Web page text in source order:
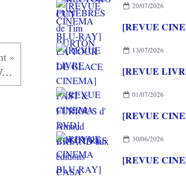
[TEST] BATTLE CHEST de WARCRAFT REMASTERED : Des versions modernisées pour raviver de vieux souvenirs...
20/07/2026
13/07/2026
01/07/2026
30/06/2026